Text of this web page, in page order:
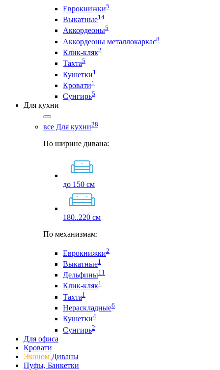
Еврокнижки5
Выкатные14
Аккордеоны5
Аккордеоны металлокаркас8
Клик-кляк2
Тахта5
Кушетки1
Кровати1
Сунгирь5
Для кухни
все Для кухни28
По ширине дивана:
до 150 см
180..220 см
По механизмам:
Еврокнижки2
Выкатные1
Дельфины11
Клик-кляк1
Тахта1
Нераскладные6
Кушетки4
Сунгирь2
Для офиса
Кровати
Эконом Диваны
Пуфы, Банкетки